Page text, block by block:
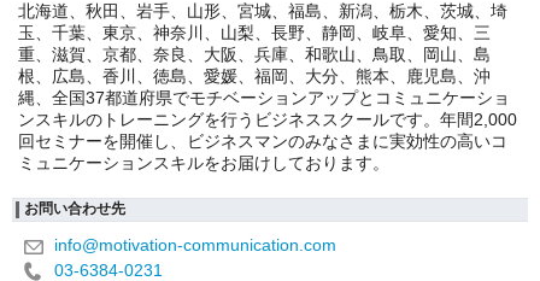
北海道、秋田、岩手、山形、宮城、福島、新潟、栃木、茨城、埼
玉、千葉、東京、神奈川、山梨、長野、静岡、岐阜、愛知、三
重、滋賀、京都、奈良、大阪、兵庫、和歌山、鳥取、岡山、島
根、広島、香川、徳島、愛媛、福岡、大分、熊本、鹿児島、沖
縄、全国37都道府県でモチベーションアップとコミュニケーショ
ンスキルのトレーニングを行うビジネススクールです。年間2,000
回セミナーを開催し、ビジネスマンのみなさまに実効性の高いコ
ミュニケーションスキルをお届けしております。
お問い合わせ先
info@motivation-communication.com
03-6384-0231